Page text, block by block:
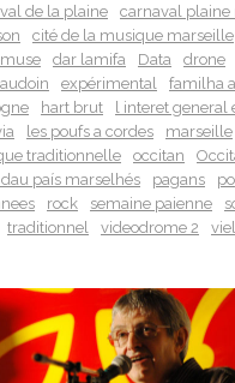
de la plaine
carnaval plaine
cité de la musique marseille
dar lamifa Data
drone
expérimental familha
hart brut
l interet general
les poufs a cordes
marseille
traditionnelle
occitan
país marselhés
pagans
rock semaine paienne
traditionnel videodrome 2